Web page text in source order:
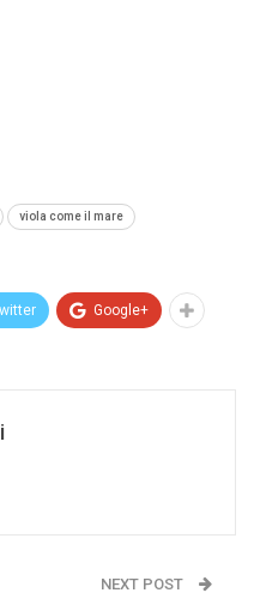
viola come il mare
Google+
NEXT POST